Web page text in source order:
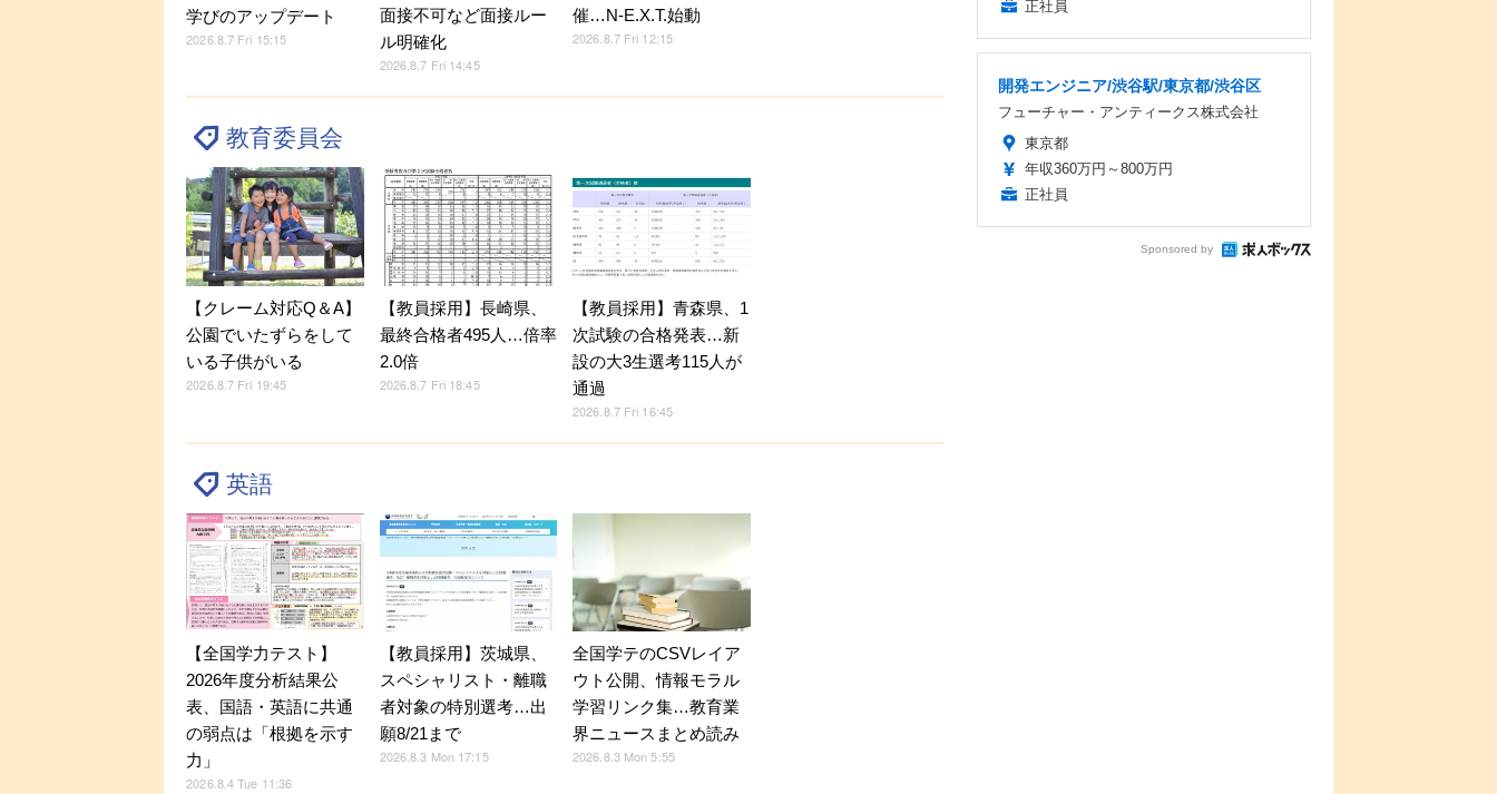
学びのアップデート
2026.8.7 Fri 15:15
面接不可など面接ルー
ル明確化
2026.8.7 Fri 14:45
催…N-E.X.T.始動
2026.8.7 Fri 12:15
教育委員会
【クレーム対応Q＆A】
公園でいたずらをして
いる子供がいる
2026.8.7 Fri 19:45
【教員採用】長崎県、
最終合格者495人…倍率
2.0倍
2026.8.7 Fri 18:45
【教員採用】青森県、1
次試験の合格発表…新
設の大3生選考115人が
通過
2026.8.7 Fri 16:45
英語
【全国学力テスト】
2026年度分析結果公
表、国語・英語に共通
の弱点は「根拠を示す
力」
2026.8.4 Tue 11:36
【教員採用】茨城県、
スペシャリスト・離職
者対象の特別選考…出
願8/21まで
2026.8.3 Mon 17:15
全国学テのCSVレイア
ウト公開、情報モラル
学習リンク集…教育業
界ニュースまとめ読み
2026.8.3 Mon 5:55
正社員
開発エンジニア/渋谷駅/東京都/渋谷区
フューチャー・アンティークス株式会社
東京都
年収360万円～800万円
正社員
Sponsored by